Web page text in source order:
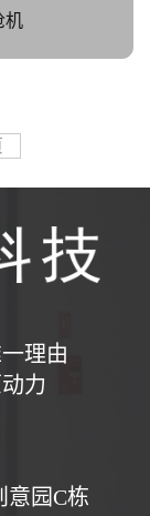
机
理由
力
意园C栋